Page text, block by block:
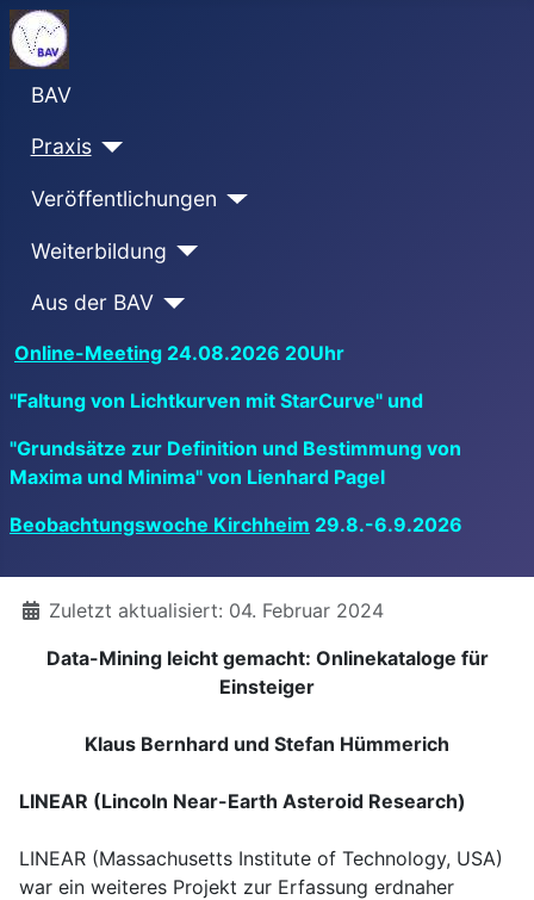
BAV
Praxis
Veröffentlichungen
Weiterbildung
Aus der BAV
Online-Meeting 24.08.2026 20Uhr
"Faltung von Lichtkurven mit StarCurve" und
"Grundsätze zur Definition und Bestimmung von
Maxima und Minima" von Lienhard Pagel
Beobachtungswoche Kirchheim 29.8.-6.9.2026
DetailsZuletzt aktualisiert: 04. Februar 2024
Data-Mining leicht gemacht: Onlinekataloge für
Einsteiger
Klaus Bernhard und Stefan Hümmerich
LINEAR (Lincoln Near-Earth Asteroid Research)
LINEAR (Massachusetts Institute of Technology, USA)
war ein weiteres Projekt zur Erfassung erdnaher